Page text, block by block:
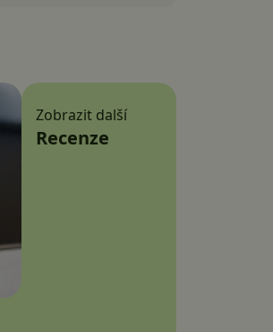
Zobrazit další
Recenze